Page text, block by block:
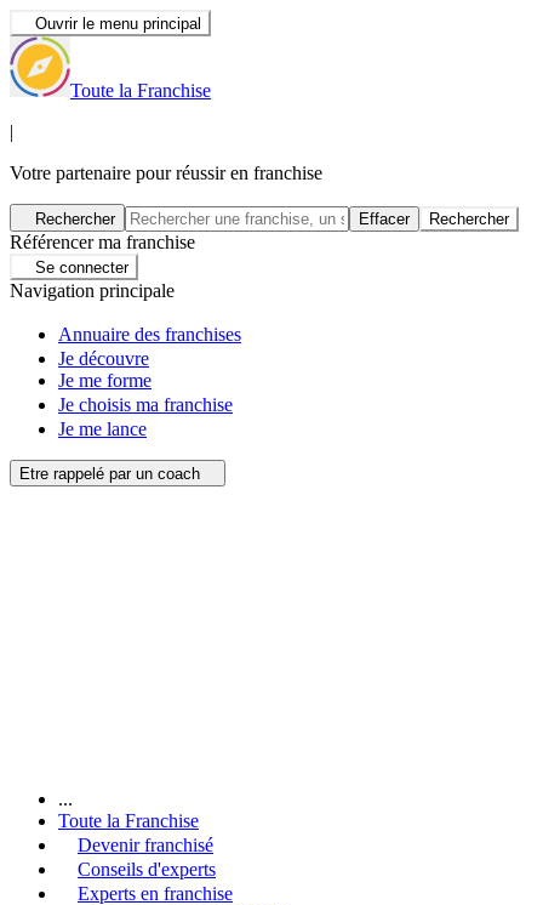
Ouvrir le menu principal
Toute la Franchise
|
Votre partenaire pour réussir en franchise
Rechercher Effacer Rechercher
Référencer ma franchise
Se connecter
Navigation principale
Annuaire des franchises
Je découvre
Je me forme
Je choisis ma franchise
Je me lance
Etre rappelé par un coach
...
Toute la Franchise
Devenir franchisé
Conseils d'experts
Experts en franchise